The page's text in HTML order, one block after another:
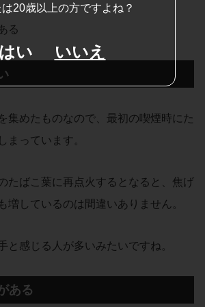
る
集めたものなので、最初の喫煙時にた
まっています。
たばこ葉に再点火するとなると、焦げ
増しているのは間違いありません。
と感じる人が多いみたいですね。
ある
20歳以上の方ですよね？
はい いいえ